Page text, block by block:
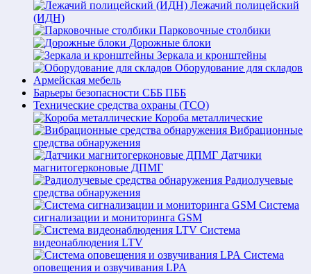
Лежачий полицейский
(ИДН)
Парковочные столбики
Дорожные блоки
Зеркала и кронштейны
Оборудование для складов
Армейская мебель
Барьеры безопасности СББ ПББ
Технические средства охраны (ТСО)
Короба металлические
Вибрационные
средства обнаружения
Датчики
магнитогерконовые ДПМГ
Радиолучевые
средства обнаружения
Система
сигнализации и мониторинга GSM
Система
видеонаблюдения LTV
Система
оповещения и озвучивания LPA